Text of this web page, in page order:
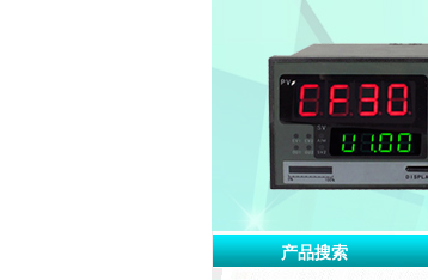
产品搜索